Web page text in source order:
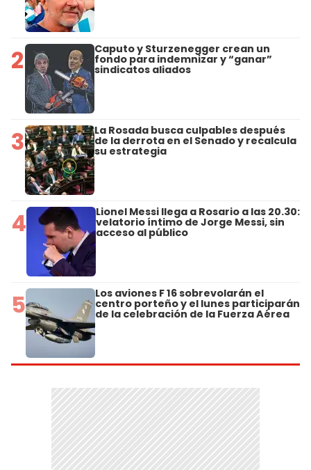
2 Caputo y Sturzenegger crean un
fondo para indemnizar y “ganar”
sindicatos aliados
3 La Rosada busca culpables después
de la derrota en el Senado y recalcula
su estrategia
4 Lionel Messi llega a Rosario a las 20.30:
velatorio íntimo de Jorge Messi, sin
acceso al público
5 Los aviones F 16 sobrevolarán el
centro porteño y el lunes participarán
de la celebración de la Fuerza Aérea